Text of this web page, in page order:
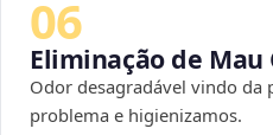
06
Eliminação de Mau
Odor desagradável vindo da
problema e higienizamos.